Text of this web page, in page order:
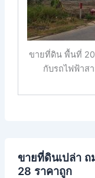
ขายที่ดิน พื้นที่
กับรถไฟฟ้าส
ขายที่ดินเปล่า
28 ราคาถูก